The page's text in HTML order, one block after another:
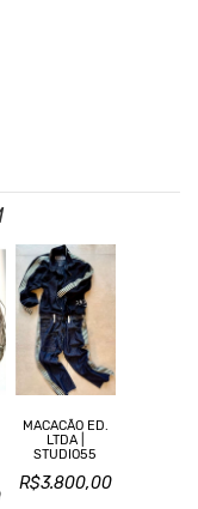
MACACÃO ED.
LTDA |
STUDIO55
R$3.800,00